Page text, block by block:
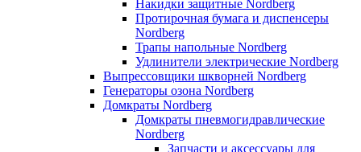
Накидки защитные Nordberg
Протирочная бумага и диспенсеры
Nordberg
Трапы напольные Nordberg
Удлинители электрические Nordberg
Выпрессовщики шкворней Nordberg
Генераторы озона Nordberg
Домкраты Nordberg
Домкраты пневмогидравлические
Nordberg
Запчасти и аксессуары для